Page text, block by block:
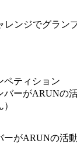
レンジでグラン
ペティション
ーがARUNの活